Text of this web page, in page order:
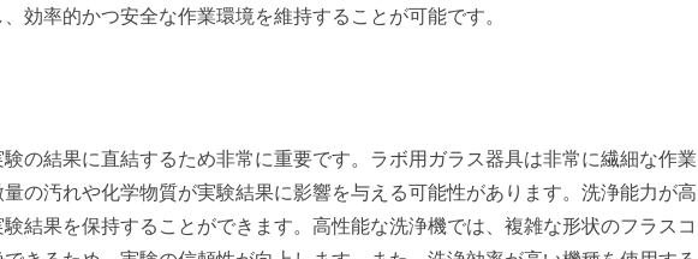
効率的かつ安全な作業環境を維持することが可能です。
の結果に直結するため非常に重要です。ラボ用ガラス器具は非常に繊細な作業
の汚れや化学物質が実験結果に影響を与える可能性があります。洗浄能力が高
結果を保持することができます。高性能な洗浄機では、複雑な形状のフラスコ